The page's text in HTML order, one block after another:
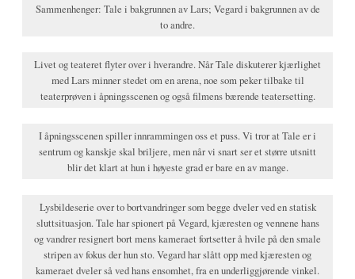
Sammenhenger: Tale i bakgrunnen av Lars; Vegard i bakgrunnen av de
to andre.
Livet og teateret flyter over i hverandre. Når Tale diskuterer kjærlighet
med Lars minner stedet om en arena, noe som peker tilbake til
teaterprøven i åpningsscenen og også filmens bærende teatersetting.
I åpningsscenen spiller innrammingen oss et puss. Vi tror at Tale er i
sentrum og kanskje skal briljere, men når vi snart ser et større utsnitt
blir det klart at hun i høyeste grad er bare en av mange.
Lysbildeserie over to bortvandringer som begge dveler ved en statisk
sluttsituasjon. Tale har spionert på Vegard, kjæresten og vennene hans
og vandrer resignert bort mens kameraet fortsetter å hvile på den smale
stripen av fokus der hun sto. Vegard har slått opp med kjæresten og
kameraet dveler så ved hans ensomhet, fra en underliggjørende vinkel.